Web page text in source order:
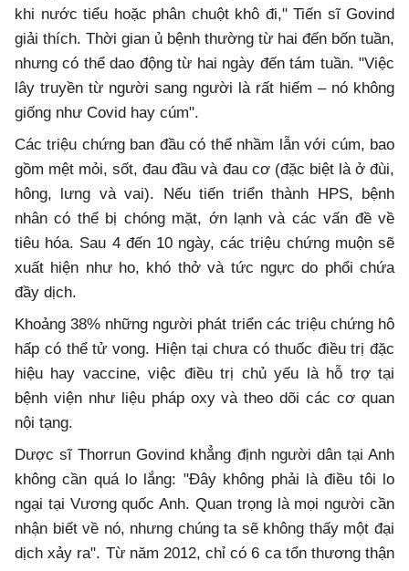
khi nước tiểu hoặc phân chuột khô đi," Tiến sĩ Govind
giải thích. Thời gian ủ bệnh thường từ hai đến bốn tuần,
nhưng có thể dao động từ hai ngày đến tám tuần. "Việc
lây truyền từ người sang người là rất hiếm – nó không
giống như Covid hay cúm".
Các triệu chứng ban đầu có thể nhầm lẫn với cúm, bao
gồm mệt mỏi, sốt, đau đầu và đau cơ (đặc biệt là ở đùi,
hông, lưng và vai). Nếu tiến triển thành HPS, bệnh
nhân có thể bị chóng mặt, ớn lạnh và các vấn đề về
tiêu hóa. Sau 4 đến 10 ngày, các triệu chứng muộn sẽ
xuất hiện như ho, khó thở và tức ngực do phổi chứa
đầy dịch.
Khoảng 38% những người phát triển các triệu chứng hô
hấp có thể tử vong. Hiện tại chưa có thuốc điều trị đặc
hiệu hay vaccine, việc điều trị chủ yếu là hỗ trợ tại
bệnh viện như liệu pháp oxy và theo dõi các cơ quan
nội tạng.
Dược sĩ Thorrun Govind khẳng định người dân tại Anh
không cần quá lo lắng: "Đây không phải là điều tôi lo
ngại tại Vương quốc Anh. Quan trọng là mọi người cần
nhận biết về nó, nhưng chúng ta sẽ không thấy một đại
dịch xảy ra". Từ năm 2012, chỉ có 6 ca tổn thương thận